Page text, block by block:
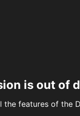
is out of
the features of the